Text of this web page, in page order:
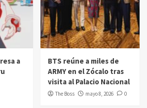
a
BTS reúne a miles de
ARMY en el Zócalo tras
visita al Palacio Nacional
The Boss mayo 8, 2026 0